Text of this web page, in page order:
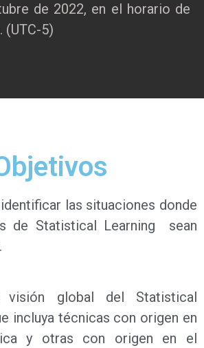
de 2022, en el horario de
(UTC-5)
las situaciones donde
de Statistical Learning sean
visión global del Statistical
incluya técnicas con origen en
y otras con origen en el